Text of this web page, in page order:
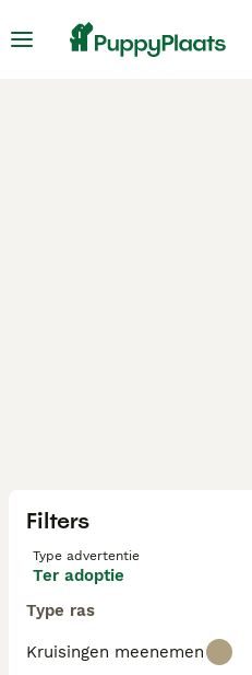
Filters
Type advertentie
Ter adoptie
Type ras
Kruisingen meenemen